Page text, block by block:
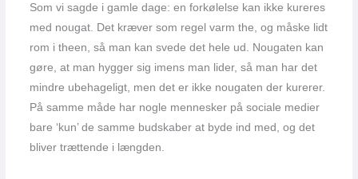
Som vi sagde i gamle dage: en forkølelse kan ikke kureres
med nougat. Det kræver som regel varm the, og måske lidt
rom i theen, så man kan svede det hele ud. Nougaten kan
gøre, at man hygger sig imens man lider, så man har det
mindre ubehageligt, men det er ikke nougaten der kurerer.
På samme måde har nogle mennesker på sociale medier
bare ‘kun’ de samme budskaber at byde ind med, og det
bliver trættende i længden.